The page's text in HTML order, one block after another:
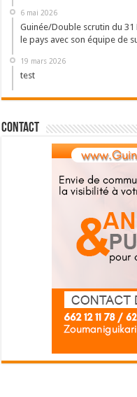
6 mai 2026
Guinée/Double scrutin du 31
le pays avec son équipe de
19 mars 2026
test
Contact